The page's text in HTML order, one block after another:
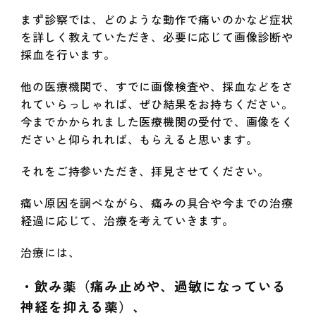
まず診察では、どのような動作で痛いのかなど症状
を詳しく教えていただき、必要に応じて画像診断や
採血を行います。
他の医療機関で、すでに画像検査や、採血などをさ
れていらっしゃれば、ぜひ結果をお持ちください。
今までかかられました医療機関の受付で、画像をく
ださいと仰られれば、もらえると思います。
それをご持参いただき、拝見させてください。
痛い原因を調べながら、痛みの具合や今までの治療
経過に応じて、治療を考えていきます。
治療には、
・飲み薬（痛み止めや、過敏になっている
神経を抑える薬）、